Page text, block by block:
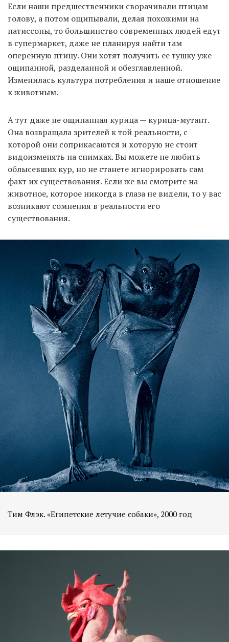
Если наши предшественники сворачивали птицам
голову, а потом ощипывали, делая похожими на
патиссоны, то большинство современных людей едут
в супермаркет, даже не планируя найти там
оперенную птицу. Они хотят получить ее тушку уже
ощипанной, разделанной и обезглавленной.
Изменилась культура потребления и наше отношение
к животным.
А тут даже не ощипанная курица — курица-мутант.
Она возвращала зрителей к той реальности, с
которой они соприкасаются и которую не стоит
видоизменять на снимках. Вы можете не любить
облысевших кур, но не станете игнорировать сам
факт их существования. Если же вы смотрите на
животное, которое никогда в глаза не видели, то у вас
возникают сомнения в реальности его
существования.